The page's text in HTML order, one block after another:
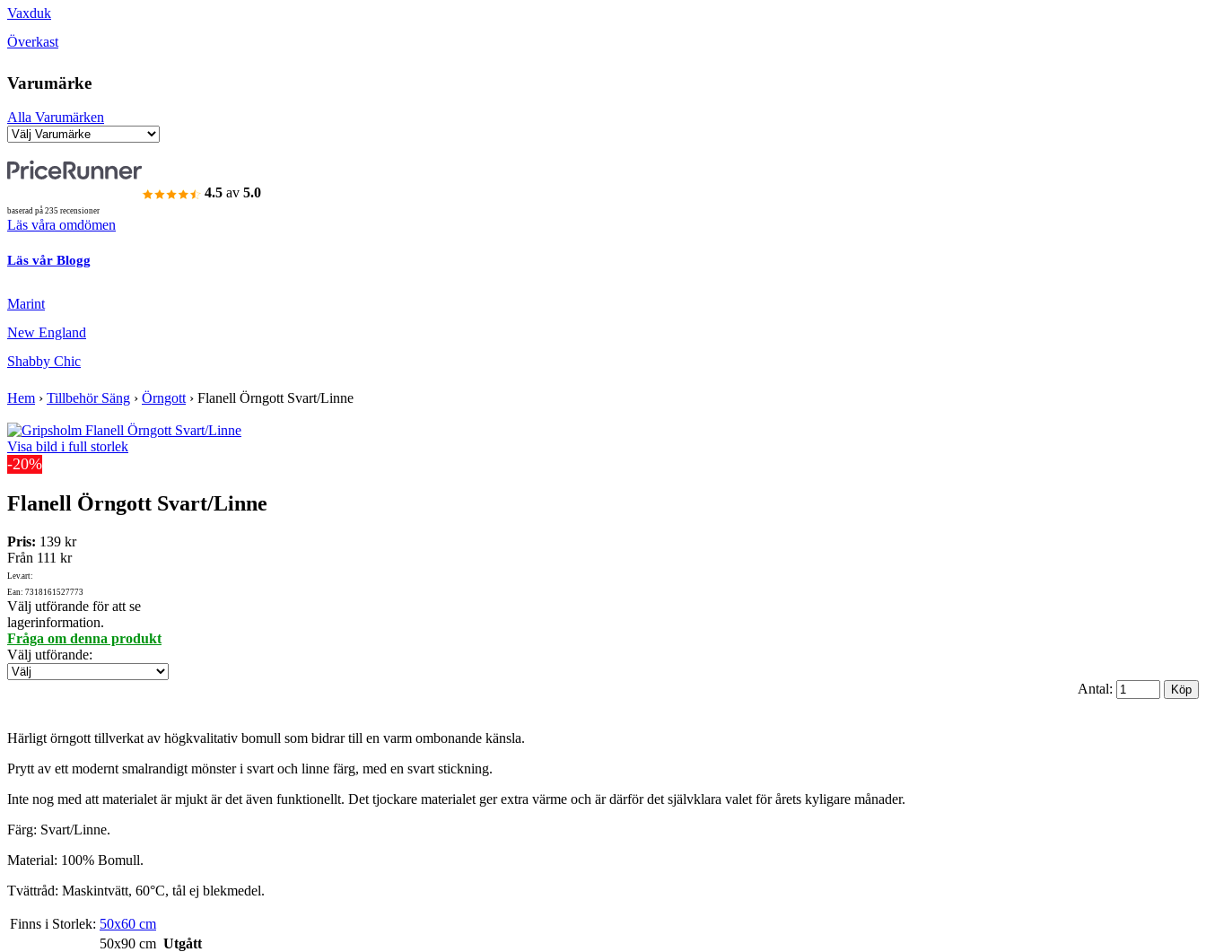
Vaxduk
Överkast
Varumärke
Alla Varumärken
4.5 av 5.0
baserad på 235 recensioner
Läs våra omdömen
Läs vår Blogg
Marint
New England
Shabby Chic
Hem › Tillbehör Säng › Örngott› Flanell Örngott Svart/Linne
Visa bild i full storlek
-20%
Flanell Örngott Svart/Linne
Pris: 139 kr
Från 111 kr
Lev.art:
Ean: 7318161527773
Välj utförande för att se
lagerinformation.
Fråga om denna produkt
Välj utförande:
Antal:
Härligt örngott tillverkat av högkvalitativ bomull som bidrar till en varm ombonande känsla.
Prytt av ett modernt smalrandigt mönster i svart och linne färg, med en svart stickning.
Inte nog med att materialet är mjukt är det även funktionellt. Det tjockare materialet ger extra värme och är därför det självklara valet för årets kyligare månader.
Färg: Svart/Linne.
Material: 100% Bomull.
Tvättråd: Maskintvätt, 60°C, tål ej blekmedel.
Finns i Storlek: 50x60 cm
50x90 cm Utgått